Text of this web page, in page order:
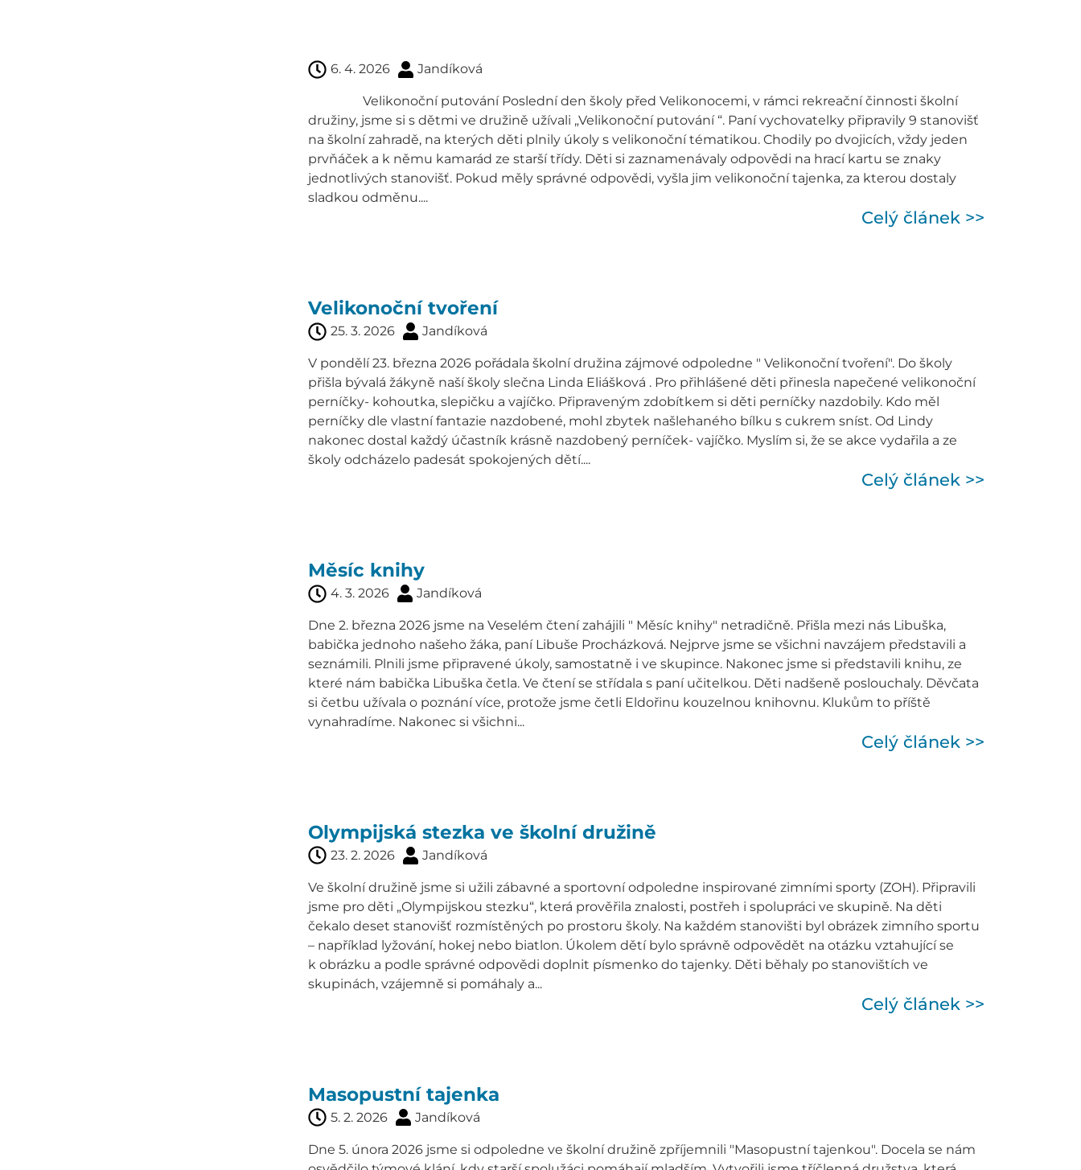
6. 4. 2026 Jandíková
Velikonoční putování Poslední den školy před Velikonocemi, v rámci rekreační činnosti školní
družiny, jsme si s dětmi ve družině užívali „Velikonoční putování “. Paní vychovatelky připravily 9 stanovišť
na školní zahradě, na kterých děti plnily úkoly s velikonoční tématikou. Chodily po dvojicích, vždy jeden
prvňáček a k němu kamarád ze starší třídy. Děti si zaznamenávaly odpovědi na hrací kartu se znaky
jednotlivých stanovišť. Pokud měly správné odpovědi, vyšla jim velikonoční tajenka, za kterou dostaly
sladkou odměnu....
Celý článek >>
Velikonoční tvoření
25. 3. 2026 Jandíková
V pondělí 23. března 2026 pořádala školní družina zájmové odpoledne " Velikonoční tvoření". Do školy
přišla bývalá žákyně naší školy slečna Linda Eliášková . Pro přihlášené děti přinesla napečené velikonoční
perníčky- kohoutka, slepičku a vajíčko. Připraveným zdobítkem si děti perníčky nazdobily. Kdo měl
perníčky dle vlastní fantazie nazdobené, mohl zbytek našlehaného bílku s cukrem sníst. Od Lindy
nakonec dostal každý účastník krásně nazdobený perníček- vajíčko. Myslím si, že se akce vydařila a ze
školy odcházelo padesát spokojených dětí....
Celý článek >>
Měsíc knihy
4. 3. 2026 Jandíková
Dne 2. března 2026 jsme na Veselém čtení zahájili " Měsíc knihy" netradičně. Přišla mezi nás Libuška,
babička jednoho našeho žáka, paní Libuše Procházková. Nejprve jsme se všichni navzájem představili a
seznámili. Plnili jsme připravené úkoly, samostatně i ve skupince. Nakonec jsme si představili knihu, ze
které nám babička Libuška četla. Ve čtení se střídala s paní učitelkou. Děti nadšeně poslouchaly. Děvčata
si četbu užívala o poznání více, protože jsme četli Eldořinu kouzelnou knihovnu. Klukům to příště
vynahradíme. Nakonec si všichni...
Celý článek >>
Olympijská stezka ve školní družině
23. 2. 2026 Jandíková
Ve školní družině jsme si užili zábavné a sportovní odpoledne inspirované zimními sporty (ZOH). Připravili
jsme pro děti „Olympijskou stezku“, která prověřila znalosti, postřeh i spolupráci ve skupině. Na děti
čekalo deset stanovišť rozmístěných po prostoru školy. Na každém stanovišti byl obrázek zimního sportu
– například lyžování, hokej nebo biatlon. Úkolem dětí bylo správně odpovědět na otázku vztahující se
k obrázku a podle správné odpovědi doplnit písmenko do tajenky. Děti běhaly po stanovištích ve
skupinách, vzájemně si pomáhaly a...
Celý článek >>
Masopustní tajenka
5. 2. 2026 Jandíková
Dne 5. února 2026 jsme si odpoledne ve školní družině zpříjemnili "Masopustní tajenkou". Docela se nám